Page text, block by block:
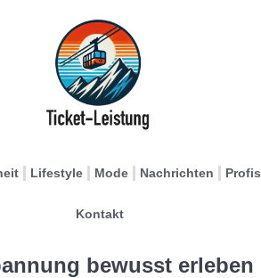
Lifestyle Mode Nachrichten Profis
Kontakt
bewusst erleben